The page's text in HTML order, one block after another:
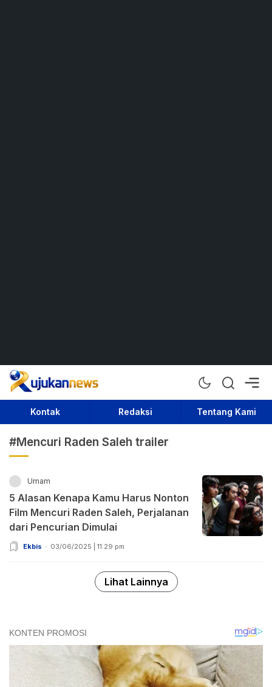
Rujukan News
Satu Rujukan Sejuta Informasi
Kontak Redaksi Tentang Kami
#Mencuri Raden Saleh trailer
Umam
5 Alasan Kenapa Kamu Harus Nonton
Film Mencuri Raden Saleh, Perjalanan
dari Pencurian Dimulai
Ekbis 03/06/2025 | 11:29 pm
Lihat Lainnya